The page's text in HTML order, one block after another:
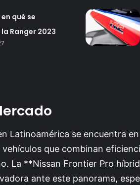
qué se
Ranger 2023
Latinoamérica se encuentra
que combinan
La **Nissan Frontier Pro
ante este panorama,